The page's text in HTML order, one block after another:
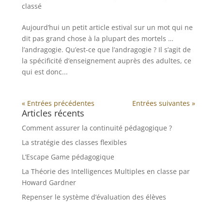
classé
Aujourd’hui un petit article estival sur un mot qui ne
dit pas grand chose à la plupart des mortels …
l’andragogie. Qu’est-ce que l’andragogie ? Il s’agit de
la spécificité d’enseignement auprès des adultes, ce
qui est donc...
« Entrées précédentes Entrées suivantes »
Articles récents
Comment assurer la continuité pédagogique ?
La stratégie des classes flexibles
L’Escape Game pédagogique
La Théorie des Intelligences Multiples en classe par
Howard Gardner
Repenser le système d’évaluation des élèves